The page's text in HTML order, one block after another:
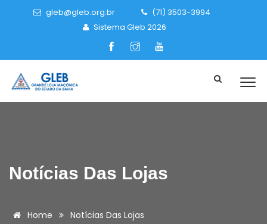
gleb@gleb.org.br
(71) 3503-3994
Sistema Gleb 2026
Notícias Das Lojas
Home Notícias Das Lojas